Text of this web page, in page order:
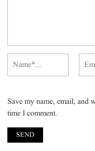
Save my name, email, and
time I comment.